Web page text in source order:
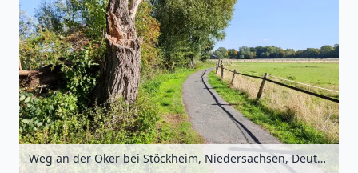
Weg an der Oker bei Stöckheim, Niedersachsen, Deutschland